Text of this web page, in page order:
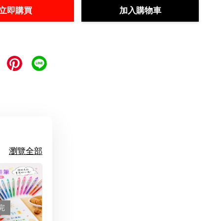
即購買 加入購物車
瀏覽全部